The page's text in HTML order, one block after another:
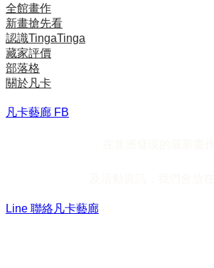
全館畫作
新畫搶先看
認識TingaTinga
藏家評價
部落格
關於凡卡
凡卡藝廊 FB
Line 聯絡凡卡藝廊